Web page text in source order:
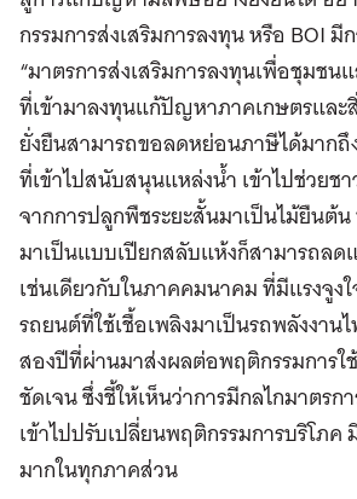
กรรมการส่งเสริมการลงทุน หรือ BOI มี
“มาตรการส่งเสริมการลงทุนเพื่อชุมชน
ที่เข้ามาลงทุนแก้ปัญหาภาคเกษตรและ
ยั่งยืนสามารถขอลดหย่อนภาษีได้มากถึ
ที่เข้าไปสนับสนุนแหล่งน้ำ เข้าไปช่วยช
จากการปลูกพืชระยะสั้นมาเป็นไม้ยืนต้
มาเป็นแบบเปียกสลับแห้งก็สามารถลด
เช่นเดียวกับในภาคคมนาคม ที่มีแรงจูง
รถยนต์ที่ใช้เชื้อเพลิงมาเป็นรถพลังงาน
สองปีที่ผ่านมาส่งผลต่อพฤติกรรมการใ
ชัดเจน ซึ่งชี้ให้เห็นว่าการมีกลไกมาตรก
เข้าไปปรับเปลี่ยนพฤติกรรมการบริโภ
มากในทุกภาคส่วน